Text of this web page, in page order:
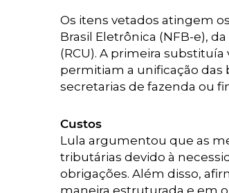
Os itens vetados atingem
Brasil Eletrônica (NFB-e),
(RCU). A primeira
permitiam a unificação das
secretarias de fazenda ou
Custos
Lula argumentou que as
tributárias devido à
obrigações. Além disso,
maneira estruturada e em